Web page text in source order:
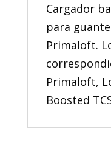
Cargador
para
Primaloft.
Primaloft,
Boosted